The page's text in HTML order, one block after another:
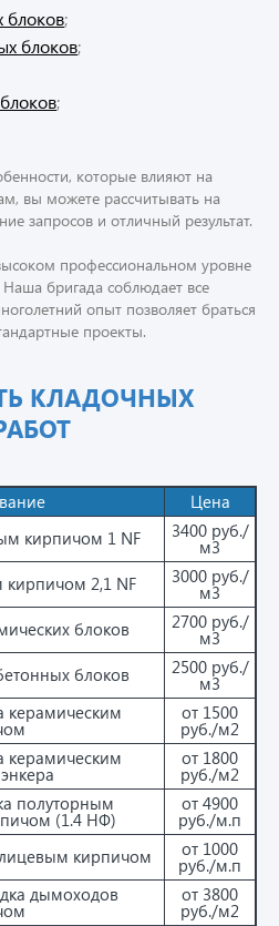
блоков;
блоков;
;
которые влияют на
вы можете рассчитывать на
запросов и отличный результат.
профессиональном уровне
бригада соблюдает все
опыт позволяет браться
проекты.
КЛАДОЧНЫХ
Цена
кирпичом 1 NF
3400 руб./
м3
кирпичом 2,1 NF
3000 руб./
м3
блоков
2700 руб./
м3
блоков
2500 руб./
м3
керамическим
от 1500
руб./м2
керамическим
от 1800
руб./м2
полуторным
(1.4 НФ)
от 4900
руб./м.п
кирпичом
от 1000
руб./м.п
дымоходов
от 3800
руб./м2